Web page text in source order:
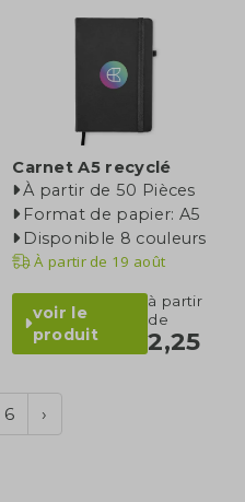
Carnet A5 recyclé
À partir de 50 Pièces
Format de papier: A5
Disponible 8 couleurs
À partir de 19 août
voir le
produit
à partir
de
2,25
6 ›